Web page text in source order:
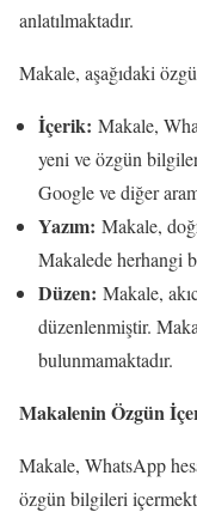
anlatılmaktadır.
Makale, aşağıdaki
İçerik: Makale,
yeni ve özgün
Google ve diğer
Yazım: Makale,
Makalede herhangi
Düzen: Makale,
düzenlenmiştir.
bulunmamaktadır.
Makalenin Özgün
Makale, WhatsApp
özgün bilgileri